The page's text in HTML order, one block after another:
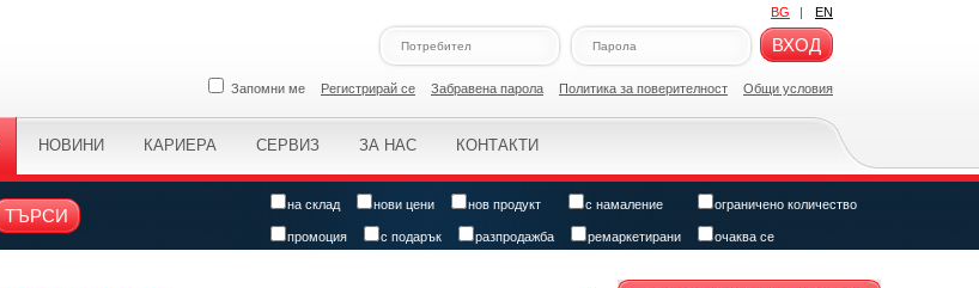
BG | EN
ВХОД
Запомни ме Регистрирай се Забравена парола Политикa за поверителност Общи условия
НОВИНИ КАРИЕРА СЕРВИЗ ЗА НАС КОНТАКТИ
ТЪРСИ
на склад нови цени нов продукт с намаление ограничено количество
промоция с подарък разпродажба ремаркетирани очаква се